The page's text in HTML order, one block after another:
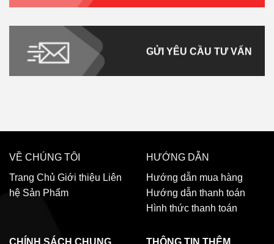
GỬI YÊU CẦU TƯ VẤN
VỀ CHÚNG TÔI
Trang Chủ Giới thiệu Liên
hệ Sản Phẩm
HƯỚNG DẪN
Hướng dẫn mua hàng
Hướng dẫn thanh toán
Hình thức thanh toán